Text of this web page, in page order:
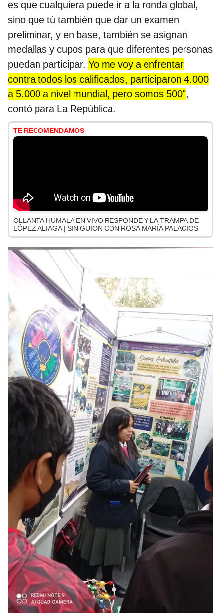
es que cualquiera puede ir a la ronda global,
sino que tú también que dar un examen
preliminar, y en base, también se asignan
medallas y cupos para que diferentes personas
puedan participar. Yo me voy a enfrentar
contra todos los calificados, participaron 4.000
a 5.000 a nivel mundial, pero somos 500",
contó para La República.
TE RECOMENDAMOS
OLLANTA HUMALA EN VIVO RESPONDE Y LA TRAMPA DE
LÓPEZ ALIAGA | SIN GUION CON ROSA MARÍA PALACIOS